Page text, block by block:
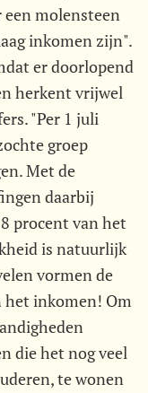
een molensteen
inkomen zijn".
er doorlopend
herkent vrijwel
"Per 1 juli
groep
Met de
daarbij
procent van het
is natuurlijk
vormen de
het inkomen! Om
die het nog veel
te wonen